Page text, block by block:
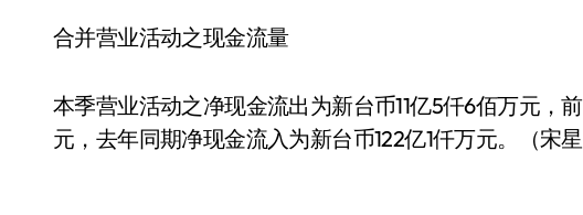
合并营业活动之现金流量
本季营业活动之净现金流出为新台币11亿5仟6佰万元，
元，去年同期净现金流入为新台币122亿1仟万元。（宋星